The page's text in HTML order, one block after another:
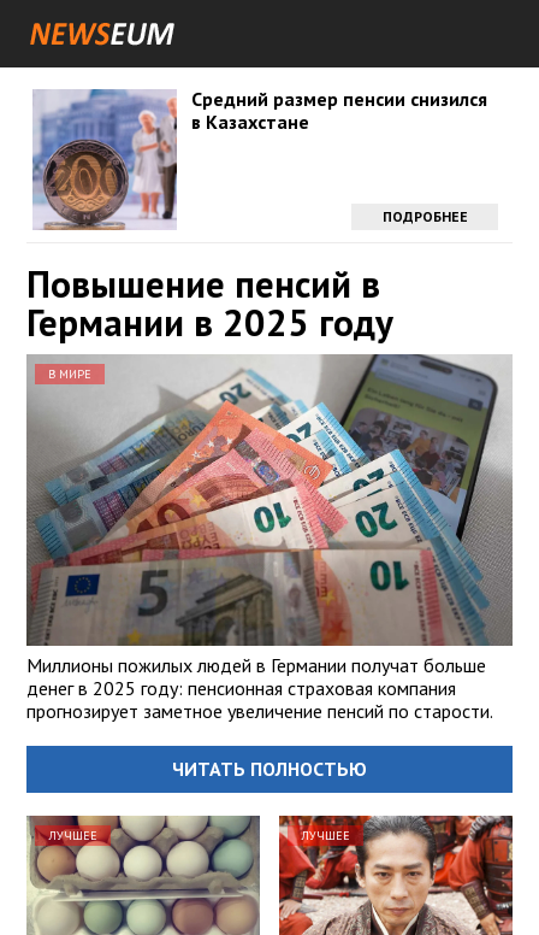
Средний размер пенсии снизился
в Казахстане
ПОДРОБНЕЕ
Повышение пенсий в
Германии в 2025 году
В МИРЕ
Миллионы пожилых людей в Германии получат больше
денег в 2025 году: пенсионная страховая компания
прогнозирует заметное увеличение пенсий по старости.
ЧИТАТЬ ПОЛНОСТЬЮ
ЛУЧШЕЕ ЛУЧШЕЕ